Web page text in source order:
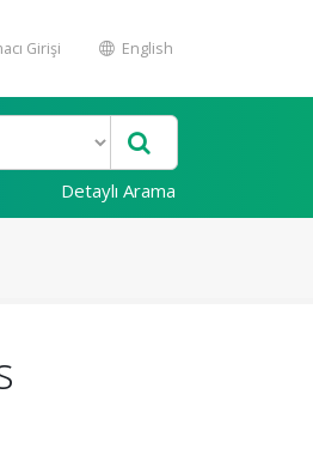
Girişi English
Detaylı Arama